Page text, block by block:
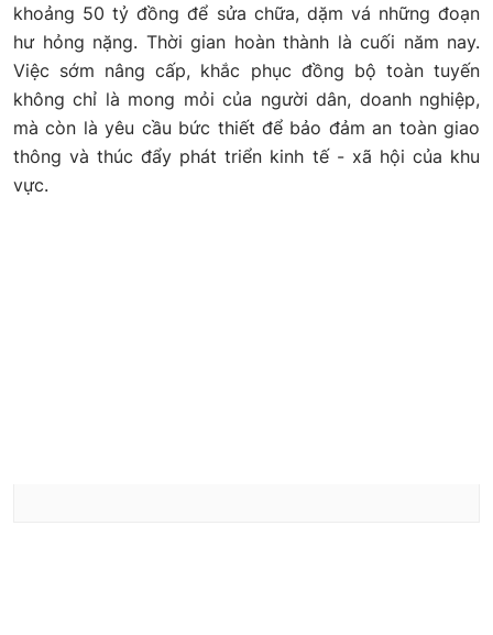
khoảng 50 tỷ đồng để sửa chữa, dặm vá những đoạn
hư hỏng nặng. Thời gian hoàn thành là cuối năm nay.
Việc sớm nâng cấp, khắc phục đồng bộ toàn tuyến
không chỉ là mong mỏi của người dân, doanh nghiệp,
mà còn là yêu cầu bức thiết để bảo đảm an toàn giao
thông và thúc đẩy phát triển kinh tế - xã hội của khu
vực.